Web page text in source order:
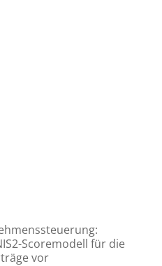
Scoremodell für die
vor